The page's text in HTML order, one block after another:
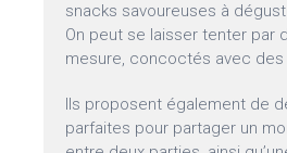
snacks savoureuses à
On peut se laisser tenter par
mesure, concoctés avec des
Ils proposent également de
parfaites pour partager un